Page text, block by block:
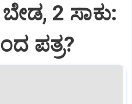
2 ಸಾಕು:
ಪತ್ರ?